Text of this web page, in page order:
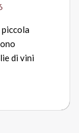
piccola
di vini